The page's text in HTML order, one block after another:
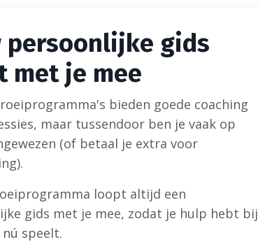
persoonlijke gids
met je mee
bieden goede coaching
maar tussendoor ben je vaak op
(of betaal je extra voor
loopt altijd een
gids met je mee, zodat je hulp hebt bij
speelt.